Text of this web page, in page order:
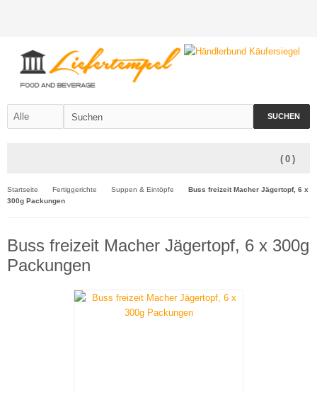
SUCHEN
( 0 )
Startseite Fertiggerichte Suppen & Eintöpfe
Buss freizeit Macher Jägertopf, 6 x
300g Packungen
Buss freizeit Macher Jägertopf, 6 x 300g
Packungen